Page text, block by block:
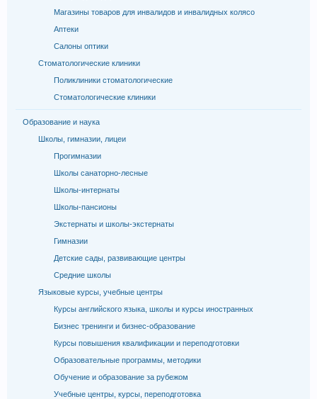
Магазины товаров для инвалидов и инвалидных колясо
Аптеки
Салоны оптики
Стоматологические клиники
Поликлиники стоматологические
Стоматологические клиники
Образование и наука
Школы, гимназии, лицеи
Прогимназии
Школы санаторно-лесные
Школы-интернаты
Школы-пансионы
Экстернаты и школы-экстернаты
Гимназии
Детские сады, развивающие центры
Средние школы
Языковые курсы, учебные центры
Курсы английского языка, школы и курсы иностранных
Бизнес тренинги и бизнес-образование
Курсы повышения квалификации и переподготовки
Образовательные программы, методики
Обучение и образование за рубежом
Учебные центры, курсы, переподготовка